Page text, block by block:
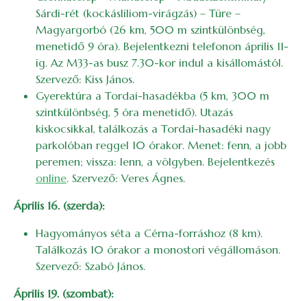
Sárdi-rét (kockásliliom-virágzás) – Türe –
Magyargorbó (26 km, 500 m szintkülönbség,
menetidő 9 óra). Bejelentkezni telefonon április 11-
ig. Az M33-as busz 7.30-kor indul a kisállomástól.
Szervező: Kiss János.
Gyerektúra a Tordai-hasadékba (5 km, 300 m
szintkülönbség, 5 óra menetidő). Utazás
kiskocsikkal, találkozás a Tordai-hasadéki nagy
parkolóban reggel 10 órakor. Menet: fenn, a jobb
peremen; vissza: lenn, a völgyben. Bejelentkezés
online. Szervező: Veres Ágnes.
Április 16. (szerda):
Hagyományos séta a Cérna-forráshoz (8 km).
Találkozás 10 órakor a monostori végállomáson.
Szervező: Szabó János.
Április 19. (szombat):